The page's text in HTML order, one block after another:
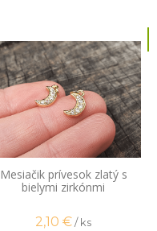
Mesiačik prívesok zlatý s
bielymi zirkónmi
2,10 €/ ks